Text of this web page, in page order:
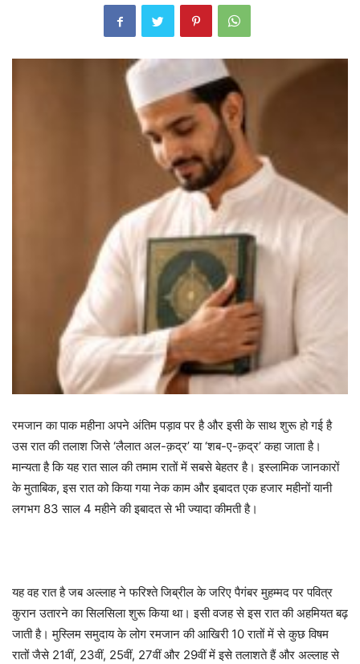
रमजान का पाक महीना अपने अंतिम पड़ाव पर है और इसी के साथ शुरू हो गई है
उस रात की तलाश जिसे ‘लैलात अल-क़द्र’ या ‘शब-ए-क़द्र’ कहा जाता है।
मान्यता है कि यह रात साल की तमाम रातों में सबसे बेहतर है। इस्लामिक जानकारों
के मुताबिक, इस रात को किया गया नेक काम और इबादत एक हजार महीनों यानी
लगभग 83 साल 4 महीने की इबादत से भी ज्यादा कीमती है।
यह वह रात है जब अल्लाह ने फरिश्ते जिब्रील के जरिए पैगंबर मुहम्मद पर पवित्र
कुरान उतारने का सिलसिला शुरू किया था। इसी वजह से इस रात की अहमियत बढ़
जाती है। मुस्लिम समुदाय के लोग रमजान की आखिरी 10 रातों में से कुछ विषम
रातों जैसे 21वीं, 23वीं, 25वीं, 27वीं और 29वीं में इसे तलाशते हैं और अल्लाह से